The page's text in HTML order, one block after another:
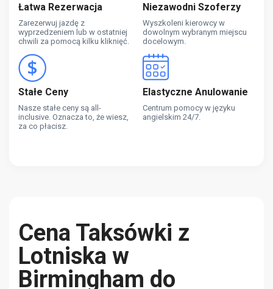
Łatwa Rezerwacja
Zarezerwuj jazdę z
wyprzedzeniem lub w ostatniej
chwili za pomocą kilku kliknięć.
Niezawodni Szoferzy
Wyszkoleni kierowcy w
dowolnym wybranym miejscu
docelowym.
Stałe Ceny
Nasze stałe ceny są all-
inclusive. Oznacza to, że wiesz,
za co płacisz.
Elastyczne Anulowanie
Centrum pomocy w języku
angielskim 24/7.
Cena Taksówki z
Lotniska w
Birmingham do